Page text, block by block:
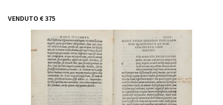
VENDUTO € 375